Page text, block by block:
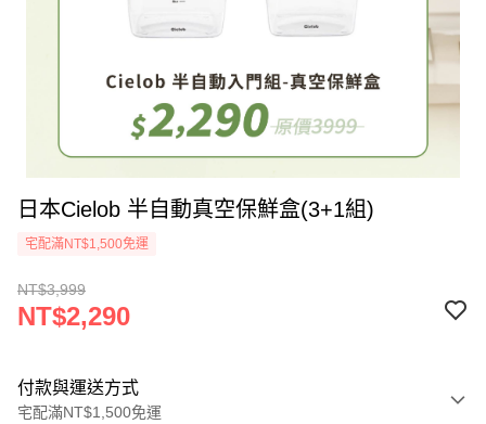
日本Cielob 半自動真空保鮮盒(3+1組)
宅配滿NT$1,500免運
NT$3,999
NT$2,290
付款與運送方式
宅配滿NT$1,500免運